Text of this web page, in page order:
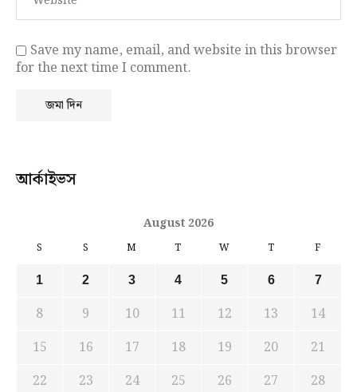
Save my name, email, and website in this browser
for the next time I comment.
আর্কাইভস
August 2026
S S M T W T F
1 2 3 4 5 6 7
8 9 10 11 12 13
14
15
16 17 18 19 20
21
22
23 24 25 26 27
28